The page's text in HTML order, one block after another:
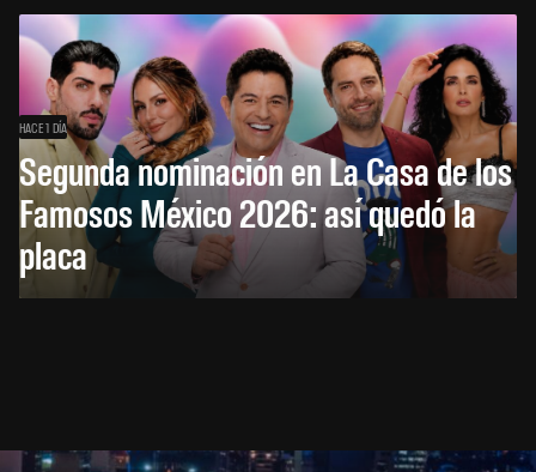
HACE 1 DÍA
Segunda nominación en La Casa de los
Famosos México 2026: así quedó la
placa